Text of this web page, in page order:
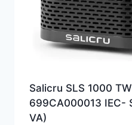
Salicru SLS 1000
699CA000013 IEC-
VA)